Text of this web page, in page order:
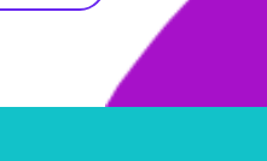
les actualités et des